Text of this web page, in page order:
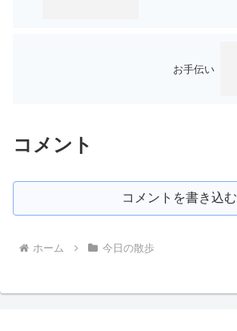
お手伝い
コメント
コメントを書き込む
ホーム 今日の散歩